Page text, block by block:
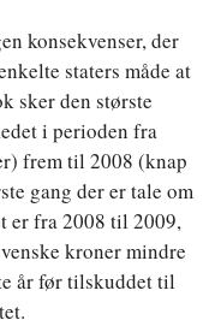
konsekvenser, der
staters måde at
sker den største
i perioden fra
frem til 2008 (knap
gang der er tale om
er fra 2008 til 2009,
kroner mindre
år før tilskuddet til